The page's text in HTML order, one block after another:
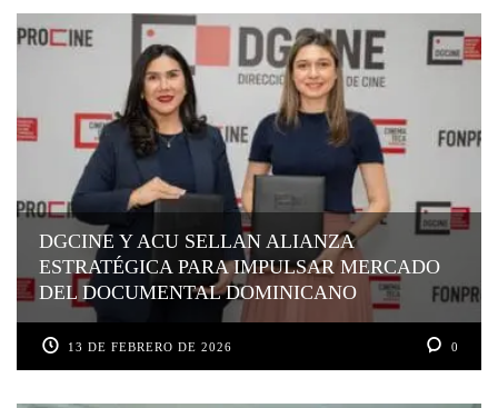
DGCINE Y ACU SELLAN ALIANZA
ESTRATÉGICA PARA IMPULSAR MERCADO
DEL DOCUMENTAL DOMINICANO
13 DE FEBRERO DE 2026 0